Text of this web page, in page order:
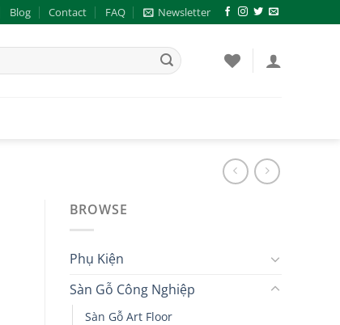
Blog Contact FAQ Newsletter
BROWSE
Phụ Kiện
Sàn Gỗ Công Nghiệp
Sàn Gỗ Art Floor